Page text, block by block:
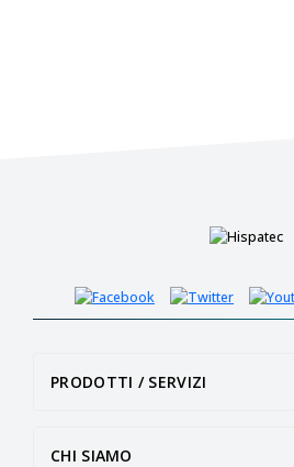
PRODOTTI / SERVIZI
CHI SIAMO